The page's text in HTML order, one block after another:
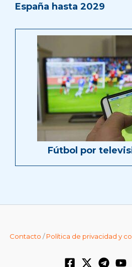
España hasta 2029
Fútbol por
Contacto /Política de privacidad y